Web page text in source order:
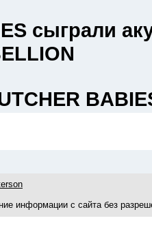
сыграли
информации с сайта без